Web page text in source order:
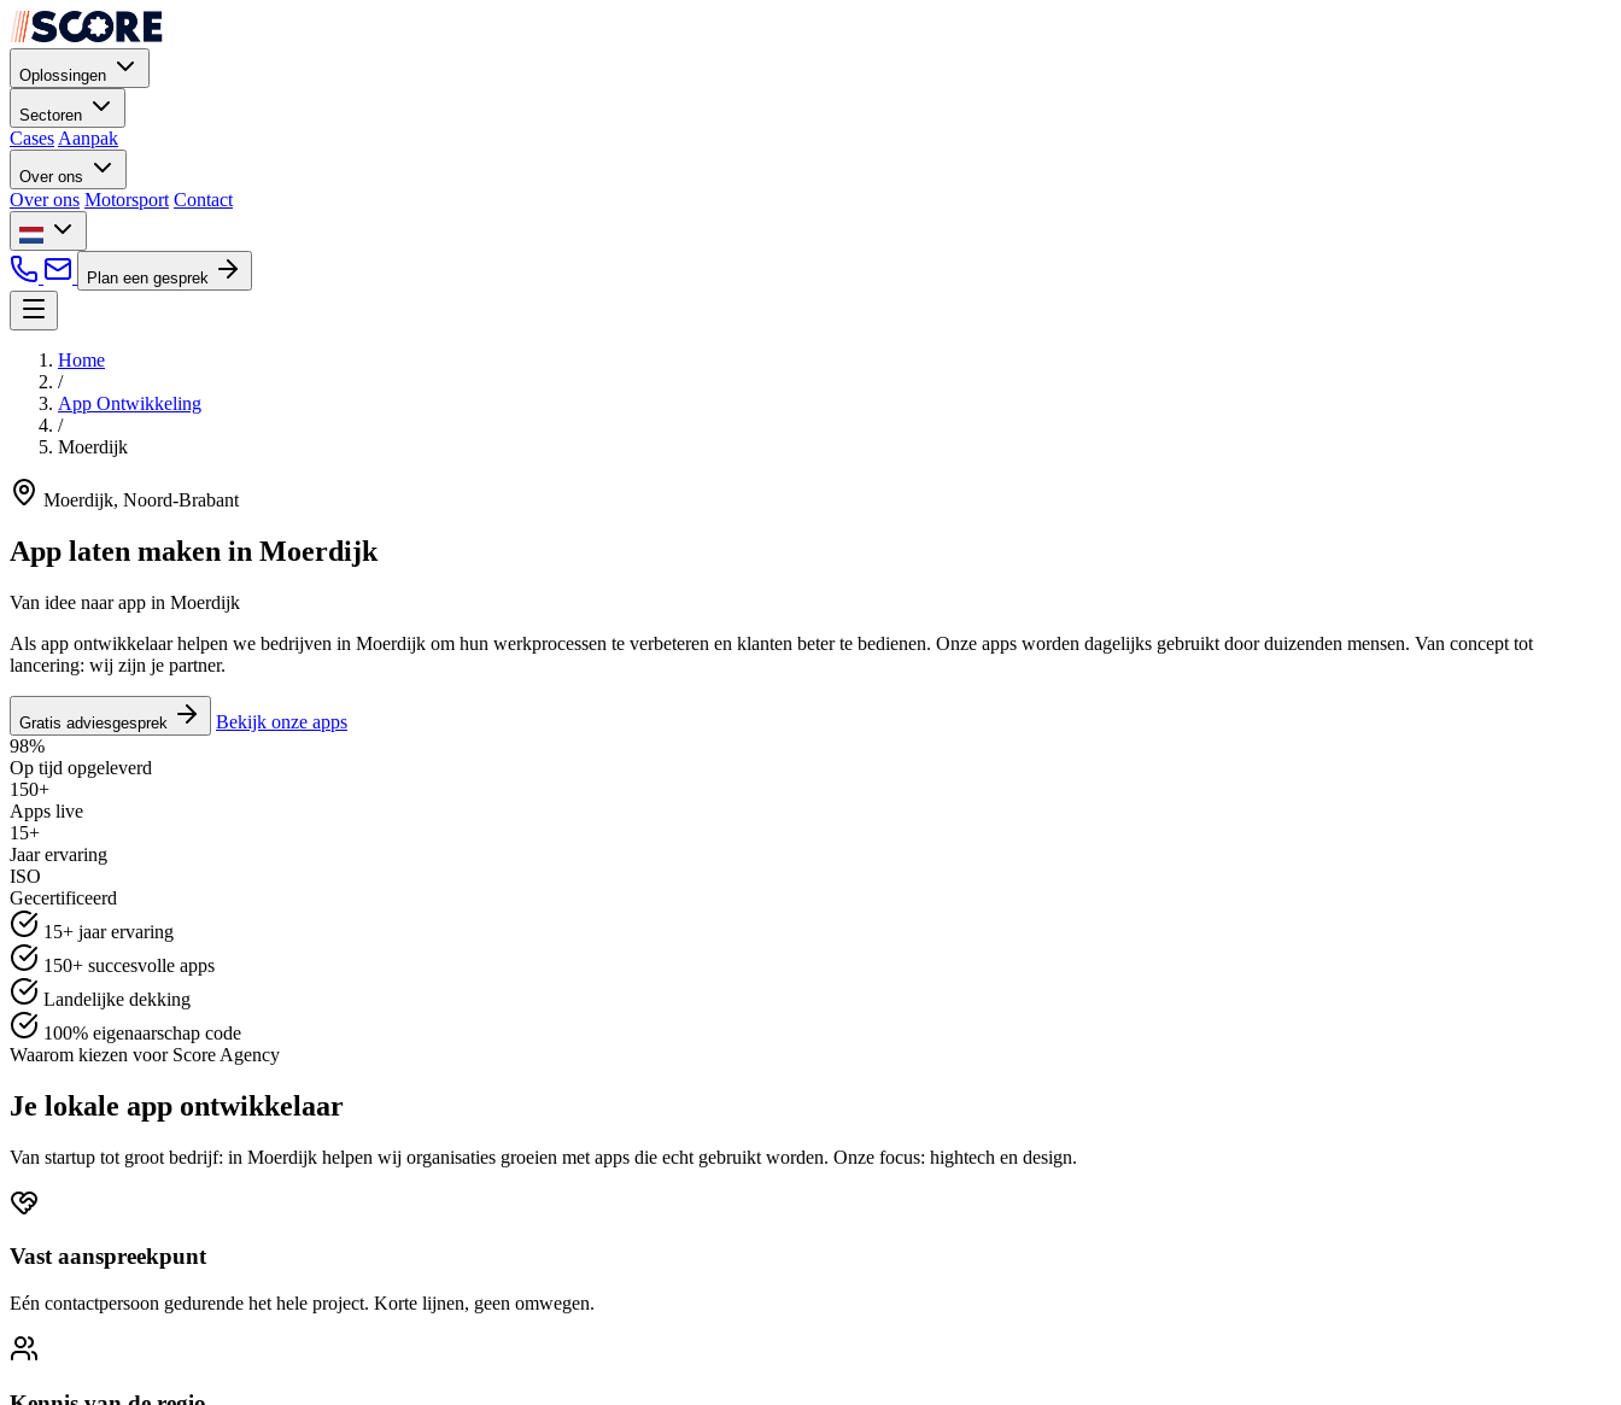
Oplossingen
Sectoren
Cases Aanpak
Over ons
Over ons Motorsport Contact
Plan een gesprek
Home
/
App Ontwikkeling
/
Moerdijk
Moerdijk, Noord-Brabant
App laten maken in Moerdijk
Van idee naar app in Moerdijk
Als app ontwikkelaar helpen we bedrijven in Moerdijk om hun werkprocessen te verbeteren en klanten beter te bedienen. Onze apps worden dagelijks gebruikt door duizenden mensen. Van concept tot
lancering: wij zijn je partner.
Gratis adviesgesprek
Bekijk onze apps
98%
Op tijd opgeleverd
150+
Apps live
15+
Jaar ervaring
ISO
Gecertificeerd
15+ jaar ervaring
150+ succesvolle apps
Landelijke dekking
100% eigenaarschap code
Waarom kiezen voor Score Agency
Je lokale app ontwikkelaar
Van startup tot groot bedrijf: in Moerdijk helpen wij organisaties groeien met apps die echt gebruikt worden. Onze focus: hightech en design.
Vast aanspreekpunt
Eén contactpersoon gedurende het hele project. Korte lijnen, geen omwegen.